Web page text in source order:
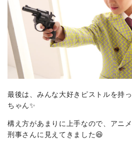
最後は、みんな大好きピストルを持
ちゃん✨
構え方があまりに上手なので、アニ
刑事さんに見えてきました😆